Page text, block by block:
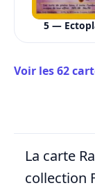
5 —
Voir les 62
La carte
collection